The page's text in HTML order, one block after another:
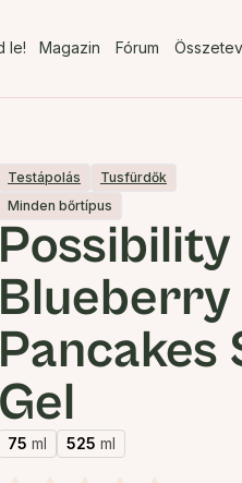
le! Magazin Fórum
Testápolás
Tusfürdők
Minden bőrtípus
Possibility
Blueberry
Pancakes
Gel
75 ml 525 ml